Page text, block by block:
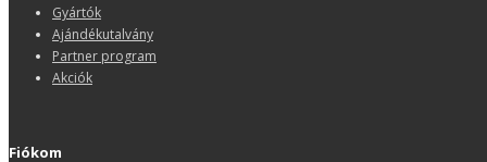
Gyártók
Ajándékutalvány
Partner program
Akciók
Fiókom